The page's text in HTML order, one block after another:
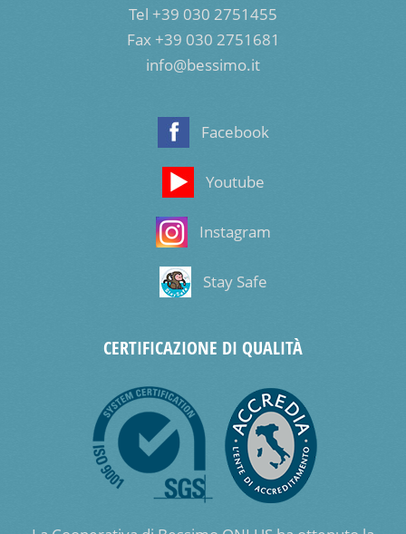
Tel +39 030 2751455
Fax +39 030 2751681
info@bessimo.it
Facebook
Youtube
Instagram
Stay Safe
CERTIFICAZIONE DI QUALITÀ